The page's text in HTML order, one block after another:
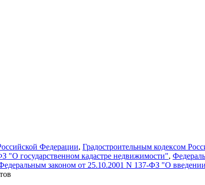
Федерации, Градостроительным кодексом
"О государственном кадастре недвижимости",
законом от 25.10.2001 N 137-ФЗ "О введении